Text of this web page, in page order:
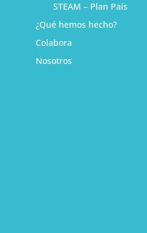
STEAM – Plan País
¿Qué hemos hecho?
Colabora
Nosotros